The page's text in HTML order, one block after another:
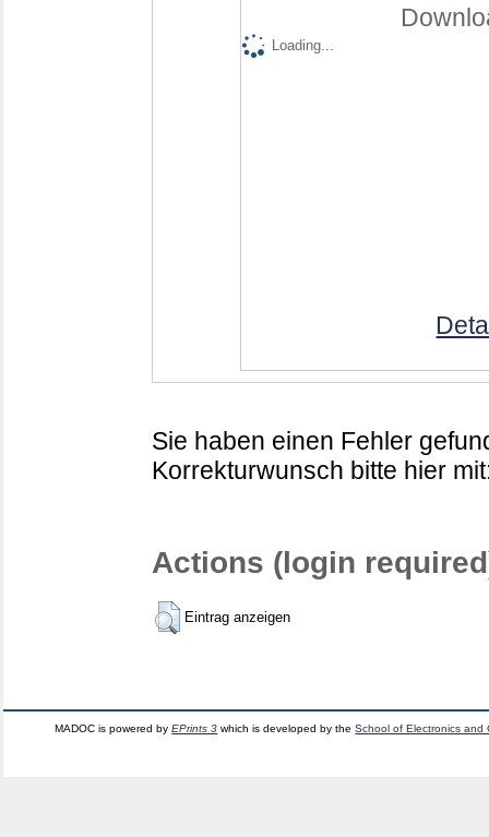
Loading...
Sie haben einen Fehler
Korrekturwunsch bitte hier
Actions (login
Eintrag anzeigen
MADOC is powered byEPrints 3 which is developed by theSchool of Electronics and